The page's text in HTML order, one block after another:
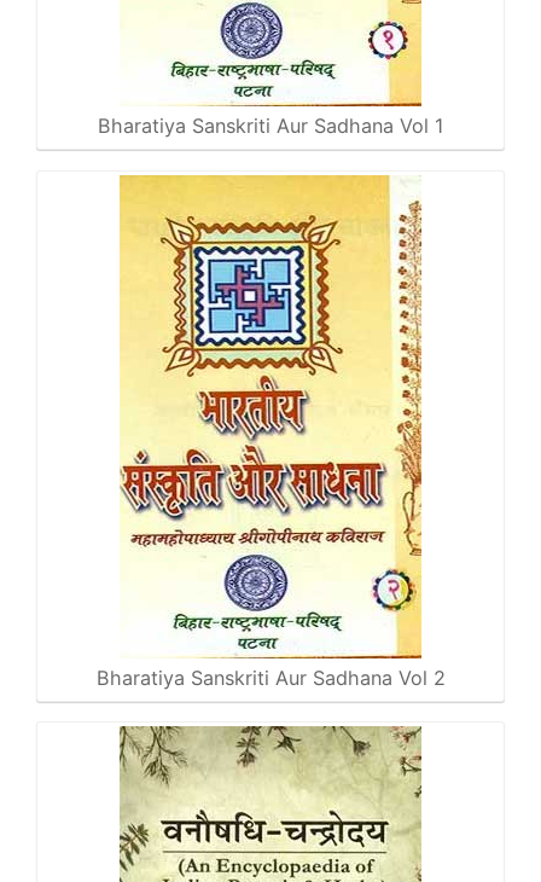
Bharatiya Sanskriti Aur Sadhana Vol 1
Bharatiya Sanskriti Aur Sadhana Vol 2